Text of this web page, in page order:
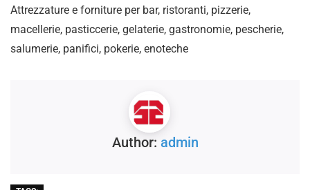
Attrezzature e forniture per bar, ristoranti, pizzerie,
macellerie, pasticcerie, gelaterie, gastronomie, pescherie,
salumerie, panifici, pokerie, enoteche
Author: admin